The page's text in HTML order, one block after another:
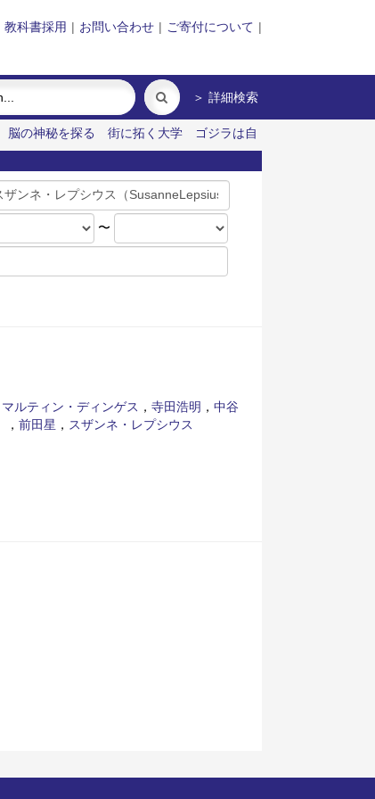
教科書採用 | お問い合わせ | ご寄付について |
＞ 詳細検索
脳の神秘を探る 街に拓く大学
ゴジラは自
〜
マルティン・ディンゲス ， 寺田浩明 ， 中谷
， 前田星 ， スザンネ・レプシウス